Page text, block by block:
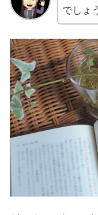
でしょ